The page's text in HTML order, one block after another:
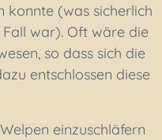
konnte (was sicherlich
war). Oft wäre die
so dass sich die
entschlossen diese
einzuschläfern